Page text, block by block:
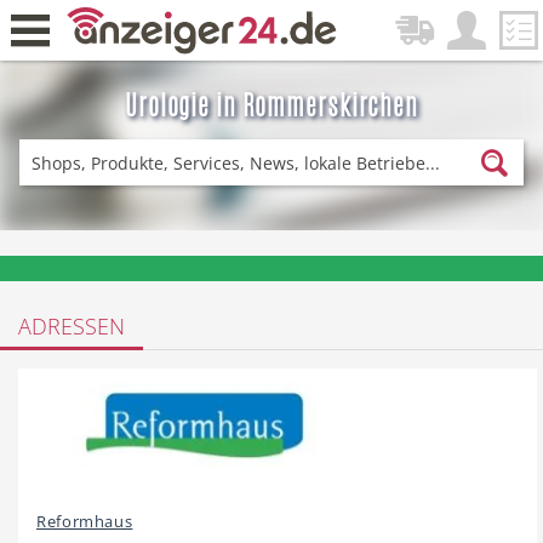
Urologie in Rommerskirchen
Zurück
Einkaufen
DE-News News
Restaurant
ADRESSEN
Reformhaus